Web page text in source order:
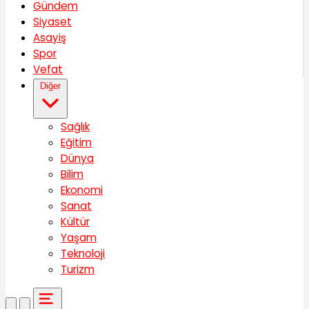
Gündem
Siyaset
Asayiş
Spor
Vefat
Diğer
Sağlık
Eğitim
Dünya
Bilim
Ekonomi
Sanat
Kültür
Yaşam
Teknoloji
Turizm